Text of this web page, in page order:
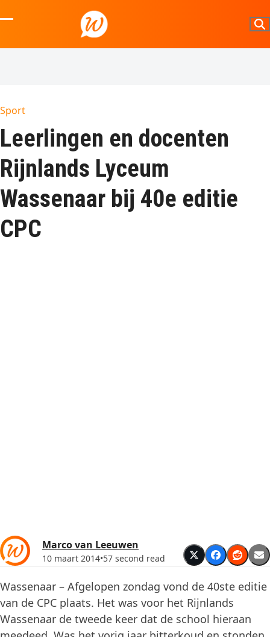
to
mobile
mobile
Sport
Leerlingen en docenten
Rijnlands Lyceum
Wassenaar bij 40e editie
CPC
Marco van Leeuwen
10 maart 2014•57 second read
Wassenaar – Afgelopen zondag vond de 40ste editie
van de CPC plaats. Het was voor het Rijnlands
Wassenaar de tweede keer dat de school hieraan